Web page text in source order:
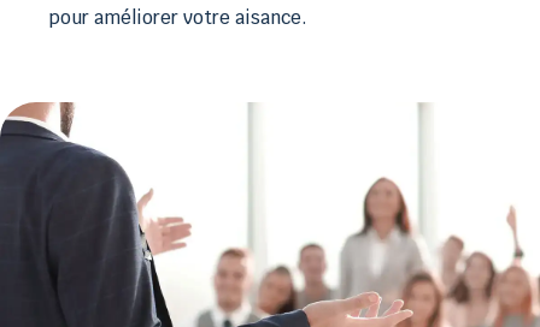
pour améliorer votre aisance.